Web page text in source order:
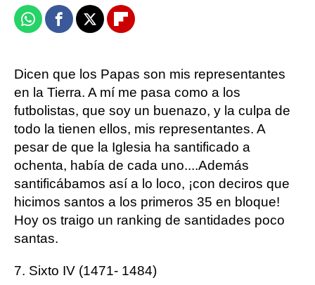
WhatsappFacebook
X Flipboard
Dicen que los Papas son mis representantes
en la Tierra. A mí me pasa como a los
futbolistas, que soy un buenazo, y la culpa de
todo la tienen ellos, mis representantes. A
pesar de que la Iglesia ha santificado a
ochenta, había de cada uno....Además
santificábamos así a lo loco, ¡con deciros que
hicimos santos a los primeros 35 en bloque!
Hoy os traigo un ranking de santidades poco
santas.
7. Sixto IV (1471- 1484)